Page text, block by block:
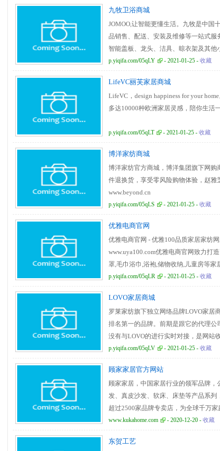
双层床韩式儿童床女孩粉红色公主床
韩式儿童床 女孩韩式儿童床 单人床儿
九牧卫浴商城
JOMOO,让智能更懂生活。九牧是中国
品销售、配送、安装及维修等一站式
智能盖板、龙头、洁具、晾衣架及其
店www.jomooshop.com
p.yiqifa.com/05qLY - 2021-01-25 - 收藏
LifeVC丽芙家居商城
LifeVC，design happiness for your
多达10000种欧洲家居灵感，陪你生活
p.yiqifa.com/05qLT - 2021-01-25 - 收藏
博洋家纺商城
博洋家纺官方商城，博洋集团旗下网
件退换货，享受零风险购物体验，赵
www.beyond.cn
p.yiqifa.com/05qLS - 2021-01-25 - 收藏
优雅电商官网
优雅电商官网 - 优雅100品质家居家纺
www.uya100.com优雅电商官网致力打
罩,毛巾浴巾,浴袍,储物收纳,儿童房等家
天无忧退换货保障
p.yiqifa.com/05qLR - 2021-01-25 - 收藏
LOVO家居商城
罗莱家纺旗下独立网络品牌LOVO家居
排名第一的品牌。前期是跟它的代理
没有与LOVO的进行实时对接，是网站
用户下单后没有货发出，现与LOVO官
p.yiqifa.com/05qLV - 2021-01-25 - 收藏
顾家家居官方网站
顾家家居，中国家居行业的领军品牌
发、真皮沙发、软床、床垫等产品系
超过2500家品牌专卖店，为全球千万
www.kukahome.com - 2020-12-20 - 收藏
东贺工艺